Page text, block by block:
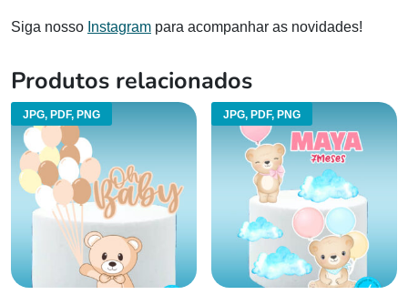
Siga nosso Instagram para acompanhar as novidades!
Produtos relacionados
JPG, PDF, PNG JPG, PDF, PNG